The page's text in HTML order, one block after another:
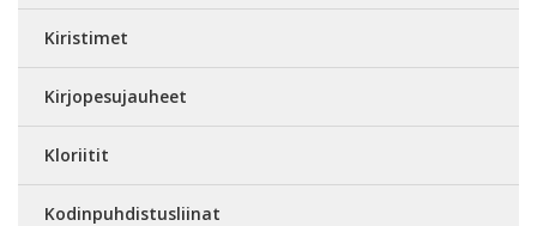
Kiristimet
Kirjopesujauheet
Kloriitit
Kodinpuhdistusliinat